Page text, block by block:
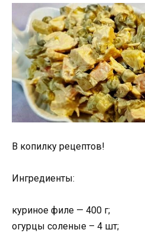
В копилку рецептов!
Ингредиенты:
куриное филе — 400 г;
огурцы соленые – 4 шт;